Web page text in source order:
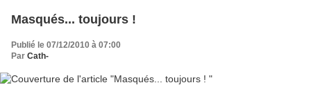
Masqués... toujours !
Publié le 07/12/2010 à 07:00
Par Cath-